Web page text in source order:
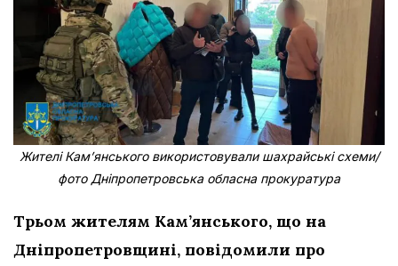
Жителі Кам’янського використовували шахрайські схеми/
фото Дніпропетровська обласна прокуратура
Трьом жителям Кам’янського, що на
Дніпропетровщині, повідомили про